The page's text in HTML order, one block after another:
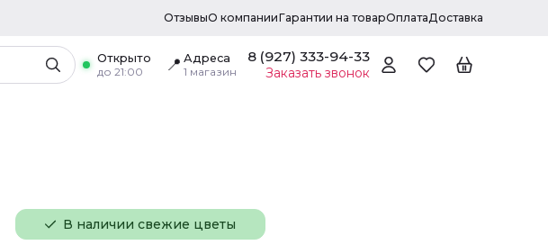
ОтзывыО компанииГарантии на товарОплатаДоставка
Открыто
до 21:00
📍 Адреса
1 магазин
8 (927) 333-94-33
Заказать звонок
В наличии свежие цветы